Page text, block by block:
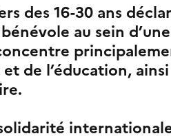
des 16-30 ans
au sein
de l’éducation,